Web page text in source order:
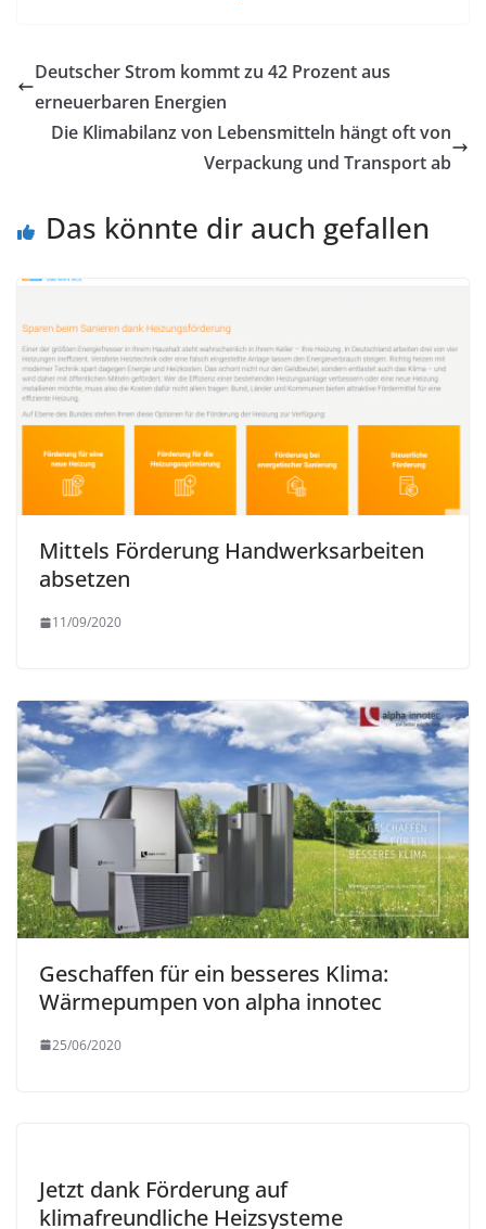
Deutscher Strom kommt zu 42 Prozent aus
erneuerbaren Energien
Die Klimabilanz von Lebensmitteln hängt oft von
Verpackung und Transport ab
Das könnte dir auch gefallen
Mittels Förderung Handwerksarbeiten
absetzen
11/09/2020
Geschaffen für ein besseres Klima:
Wärmepumpen von alpha innotec
25/06/2020
Jetzt dank Förderung auf
klimafreundliche Heizsysteme